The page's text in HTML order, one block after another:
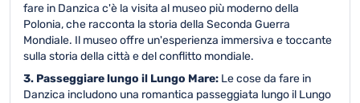
fare in Danzica c'è la visita al museo più moderno della
Polonia, che racconta la storia della Seconda Guerra
Mondiale. Il museo offre un'esperienza immersiva e toccante
sulla storia della città e del conflitto mondiale.
3. Passeggiare lungo il Lungo Mare: Le cose da fare in
Danzica includono una romantica passeggiata lungo il Lungo